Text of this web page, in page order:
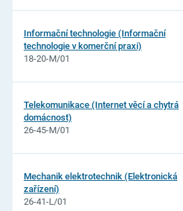
oborů
studia
elektrotechnické,
Plzeň,
Vejprnická
Informační technologie (Informační
technologie v komerční praxi)
18-20-M/01
Telekomunikace (Internet věcí a chytrá
domácnost)
26-45-M/01
Mechanik elektrotechnik (Elektronická
zařízení)
26-41-L/01